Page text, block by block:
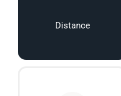
Distance